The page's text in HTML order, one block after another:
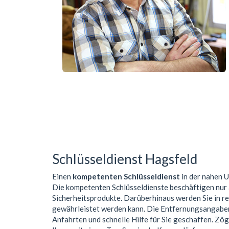
Schlüsseldienst Hagsfeld
Einen kompetenten Schlüsseldienst in der nahen
Die kompetenten Schlüsseldienste beschäftigen
Sicherheitsprodukte. Darüberhinaus werden Sie in
gewährleistet werden kann. Die
Anfahrten und schnelle Hilfe für Sie geschaffen.